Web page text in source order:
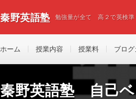
秦野英語塾 勉強量が全て 高２で英検準
ホーム 授業内容 授業料 ブロ
秦野英語塾 自己